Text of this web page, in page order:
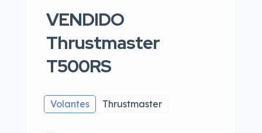
VENDIDO
Thrustmaster
T500RS
Volantes Thrustmaster